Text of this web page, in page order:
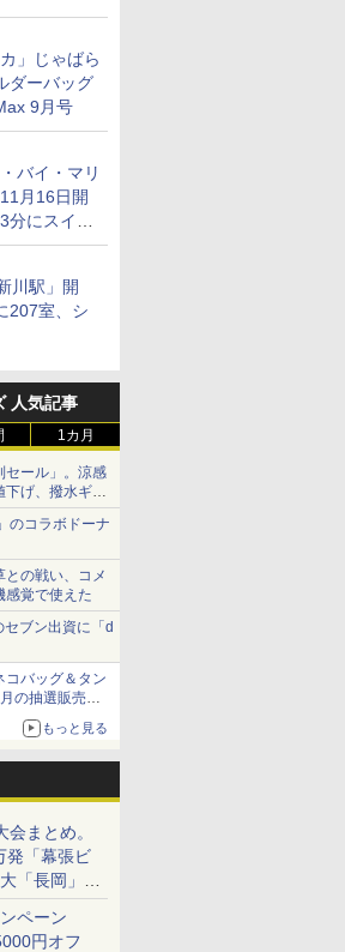
」じゃばら
ダーバッグ
9月号
バイ・マリ
月16日開
にスイー
ダイニング
川駅」開
207室、シ
人気記事
1カ月
セール」。涼感
下げ、撥水ギア
のコラボドーナ
との戦い、コメ
覚で使えた
ブン出資に「d
コバッグ＆タン
の抽選販売の
もっと見る
まとめ。
発「幕張ビ
「長岡」な
白押し！
ペーン
円オフ